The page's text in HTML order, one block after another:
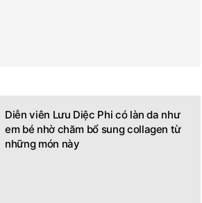
Diễn viên Lưu Diệc Phi có làn da như
em bé nhờ chăm bổ sung collagen từ
những món này